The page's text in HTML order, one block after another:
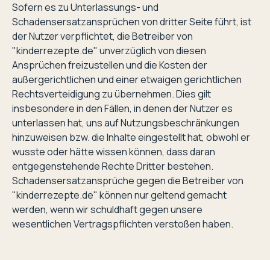
Sofern es zu Unterlassungs- und
Schadensersatzansprüchen von dritter Seite führt, ist
der Nutzer verpflichtet, die Betreiber von
"kinderrezepte.de" unverzüglich von diesen
Ansprüchen freizustellen und die Kosten der
außergerichtlichen und einer etwaigen gerichtlichen
Rechtsverteidigung zu übernehmen. Dies gilt
insbesondere in den Fällen, in denen der Nutzer es
unterlassen hat, uns auf Nutzungsbeschränkungen
hinzuweisen bzw. die Inhalte eingestellt hat, obwohl er
wusste oder hätte wissen können, dass daran
entgegenstehende Rechte Dritter bestehen.
Schadensersatzansprüche gegen die Betreiber von
"kinderrezepte.de" können nur geltend gemacht
werden, wenn wir schuldhaft gegen unsere
wesentlichen Vertragspflichten verstoßen haben.